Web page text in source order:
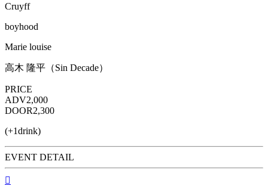
Cruyff
boyhood
Marie louise
高木 隆平（Sin Decade）
PRICE
ADV2,000
DOOR2,300
(+1drink)
EVENT DETAIL
